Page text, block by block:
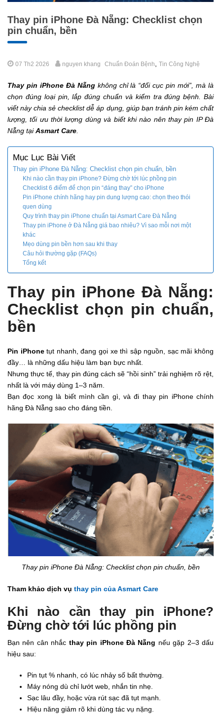
Thay pin iPhone Đà Nẵng: Checklist chọn
pin chuẩn, bền
07 Th2 2026 nguyen khang Chuẩn Đoán Bệnh Tin Công Nghệ
Thay pin iPhone Đà Nẵngkhông chỉ là “đổi cục pin mới”, mà là
chọn đúng loại pin, lắp đúng chuẩn và kiểm tra đúng bệnh. Bài
viết này chia sẻ checklist dễ áp dụng, giúp bạn tránh pin kém chất
lượng, tối ưu thời lượng dùng và biết khi nào nên thay pin IP Đà
Nẵng tạiAsmart Care
Mục Lục Bài Viết
Thay pin iPhone Đà Nẵng: Checklist chọn pin chuẩn, bền
Khi nào cần thay pin iPhone? Đừng chờ tới lúc phồng pin
Checklist 6 điểm để chọn pin “đáng thay” cho iPhone
Pin iPhone chính hãng hay pin dung lượng cao: chọn theo thói
quen dùng
Quy trình thay pin iPhone chuẩn tại Asmart Care Đà Nẵng
Thay pin iPhone ở Đà Nẵng giá bao nhiêu? Vì sao mỗi nơi một
khác
Mẹo dùng pin bền hơn sau khi thay
Câu hỏi thường gặp (FAQs)
Tổng kết
Thay pin iPhone Đà Nẵng:
Checklist chọn pin chuẩn,
bền
Pin iPhonetụt nhanh, đang gọi xe thì sập nguồn, sạc mãi không
đầy… là những dấu hiệu làm bạn bực nhất.
Nhưng thực tế, thay pin đúng cách sẽ “hồi sinh” trải nghiệm rõ rệt,
nhất là với máy dùng 1–3 năm.
Bạn đọc xong là biết mình cần gì, và đi thay pin iPhone chính
hãng Đà Nẵng sao cho đáng tiền.
Thay pin iPhone Đà Nẵng: Checklist chọn pin chuẩn, bền
Tham khảo dịch vụ thay pin của Asmart Care
Khi nào cần thay pin iPhone?
Đừng chờ tới lúc phồng pin
Bạn nên cân nhắc thay pin iPhone Đà Nẵng nếu gặp 2–3 dấu
hiệu sau:
Pin tụt % nhanh, có lúc nhảy số bất thường.
Máy nóng dù chỉ lướt web, nhắn tin nhẹ.
Sạc lâu đầy, hoặc vừa rút sạc đã tụt mạnh.
Hiệu năng giảm rõ khi dùng tác vụ nặng.